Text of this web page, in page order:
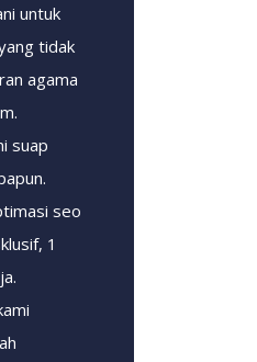
untuk
tidak
agama
suap
seo
1